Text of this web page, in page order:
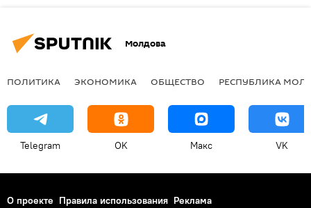
Молдова
ПОЛИТИКА ЭКОНОМИКА ОБЩЕСТВО РЕСПУБЛИКА
Telegram OK Макс VK
О проекте Правила использования Реклама